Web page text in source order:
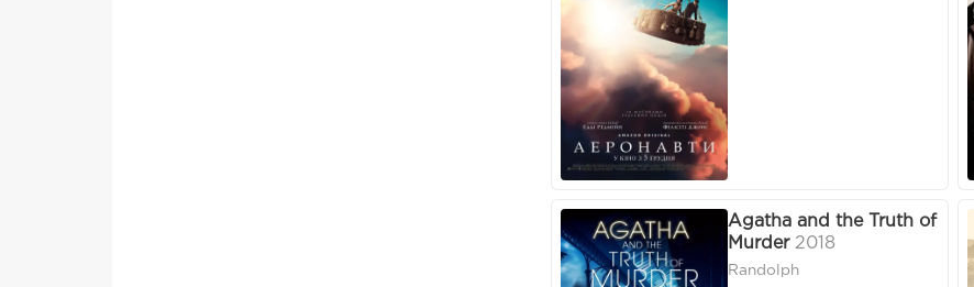
Agatha and the Truth of
Murder 2018
Randolph